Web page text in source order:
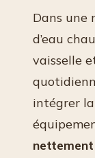
Dans une
d’eau
vaisselle
intégrer